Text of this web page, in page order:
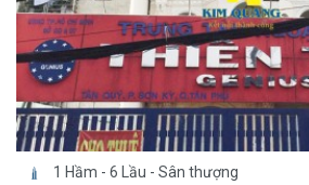
1 Hầm - 6 Lầu - Sân thượng